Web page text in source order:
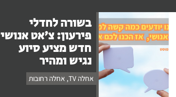
בשורה לחדלי
פירעון: צ'אט אנושי
חדש מציע סיוע
נגיש ומהיר
אחלה TV , אחלה רחובות